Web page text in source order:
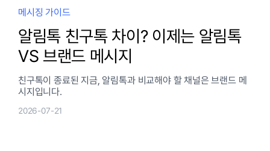
메시징 가이드
알림톡 친구톡 차이? 이제는 알림톡
VS 브랜드 메시지
친구톡이 종료된 지금, 알림톡과 비교해야 할 채널은 브랜드 메
시지입니다.
2026-07-21